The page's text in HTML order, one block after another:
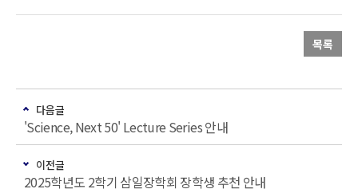
목록
다음글
'Science, Next 50' Lecture Series 안내
이전글
2025학년도 2학기 삼일장학회 장학생 추천 안내